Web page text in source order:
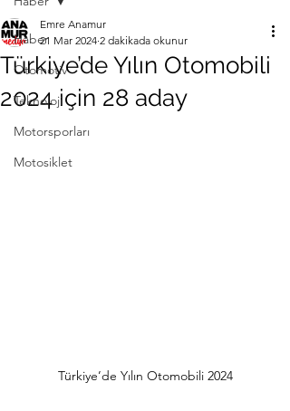
Haber
Otomotiv
Teknoloji
Motorsporları
Motosiklet
Türkiye’de Yılın Otomobili
2024 için 28 aday
Emre Anamur
21 Mar 2024 2 dakikada okunur
Türkiye’de Yılın Otomobili 2024